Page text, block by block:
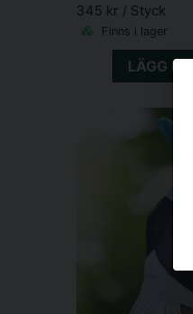
345 kr / Styck
Finns i lager
LÄGG I